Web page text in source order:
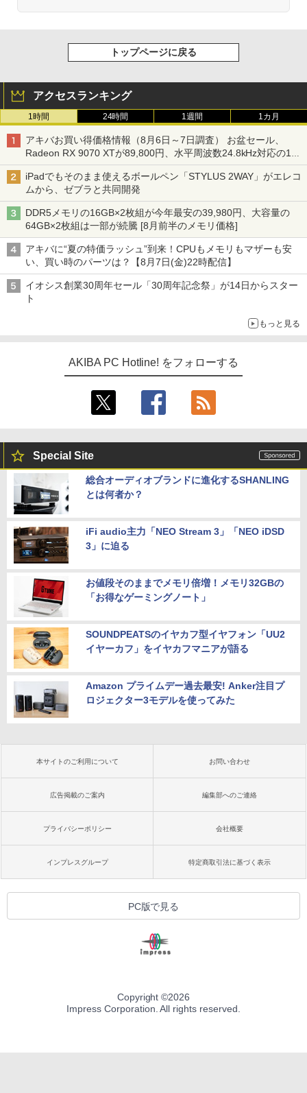
トップページに戻る
アクセスランキング
1時間 24時間 1週間 1カ月
アキバお買い得価格情報（8月6日～7日調査） お盆セール、
Radeon RX 9070 XTが89,800円、水平周波数24.8kHz対応の17
型モニターが9,801円、暑さ指数連動セール ほか
iPadでもそのまま使えるボールペン「STYLUS 2WAY」がエレコ
ムから、ゼブラと共同開発
DDR5メモリの16GB×2枚組が今年最安の39,980円、大容量の
64GB×2枚組は一部が続騰 [8月前半のメモリ価格]
アキバに“夏の特価ラッシュ”到来！CPUもメモリもマザーも安
い、買い時のパーツは？【8月7日(金)22時配信】
イオシス創業30周年セール「30周年記念祭」が14日からスター
ト
もっと見る
AKIBA PC Hotline! をフォローする
Special Site
総合オーディオブランドに進化するSHANLING
とは何者か？
iFi audio主力「NEO Stream 3」「NEO iDSD
3」に迫る
お値段そのままでメモリ倍増！メモリ32GBの
「お得なゲーミングノート」
SOUNDPEATSのイヤカフ型イヤフォン「UU2
イヤーカフ」をイヤカフマニアが語る
Amazon プライムデー過去最安! Anker注目プ
ロジェクター3モデルを使ってみた
本サイトのご利用について お問い合わせ
広告掲載のご案内 編集部へのご連絡
プライバシーポリシー 会社概要
インプレスグループ 特定商取引法に基づく表示
PC版で見る
Copyright ©2026
Impress Corporation. All rights reserved.